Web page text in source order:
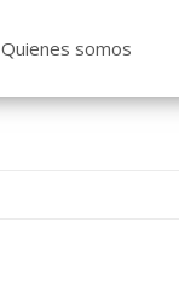
Quienes somos